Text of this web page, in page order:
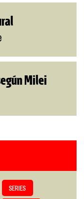
Milei
SERIES